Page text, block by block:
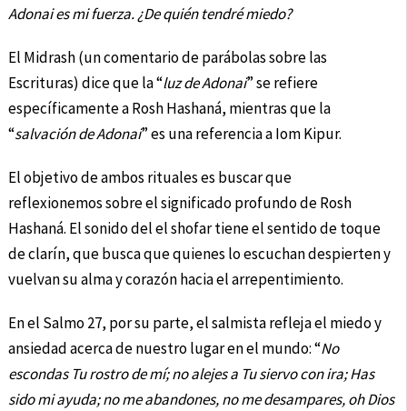
Adonai es mi fuerza.¿De quién tendré miedo?
El Midrash (un comentario de parábolas sobre las
Escrituras) dice que la “luz de Adonai” se refiere
específicamente a Rosh Hashaná, mientras que la
“salvación de Adonai” es una referencia a Iom Kipur.
El objetivo de ambos rituales es buscar que
reflexionemos sobre el significado profundo de Rosh
Hashaná. El sonido del el shofar tiene el sentido de toque
de clarín, que busca que quienes lo escuchan despierten y
vuelvan su alma y corazón hacia el arrepentimiento.
En el Salmo 27, por su parte, el salmista refleja el miedo y
ansiedad acerca de nuestro lugar en el mundo: “No
escondas Tu rostro de mí; no alejesa Tu siervo con ira; Has
sido mi ayuda; no me abandones,no me desampares, oh Dios